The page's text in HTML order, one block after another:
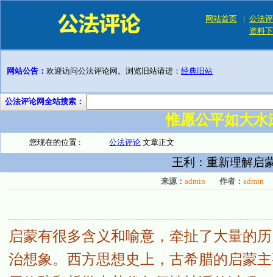
网站首页 | 公法
资料
网站公告： 欢迎访问公法评论网。浏览旧站请进： 经典旧站
公法评论网全站搜索：
惟愿公平如大
您现在的位置 : 公法评论 文章正文
王利：重新理解启
来源： admin 作者： admin
启蒙有很多含义和喻意，牵扯了大量的
治想象。西方思想史上，古希腊的启蒙